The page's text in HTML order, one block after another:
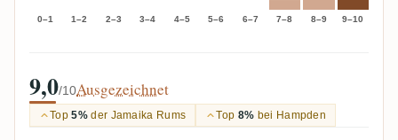
0–1 1–2 2–3 3–4 4–5 5–6 6–7 7–8 8–9 9–10
9,0/10Ausgezeichnet
Top5%der Jamaika Rums Top 8% bei Hampden